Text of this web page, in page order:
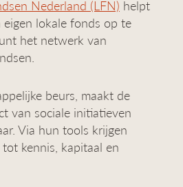
Nederland (LFN) helpt
lokale fonds op te
het netwerk van
beurs, maakt de
van sociale initiatieven
Via hun tools krijgen
kennis, kapitaal en